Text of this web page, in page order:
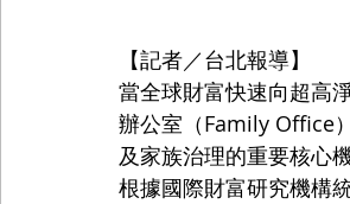
【記者／台北報導】
當全球財富快速向超高
辦公室（Family Office
及家族治理的重要核心機
根據國際財富研究機構